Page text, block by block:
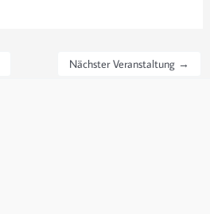
Nächster Veranstaltung →